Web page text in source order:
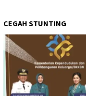
CEGAH STUNTING